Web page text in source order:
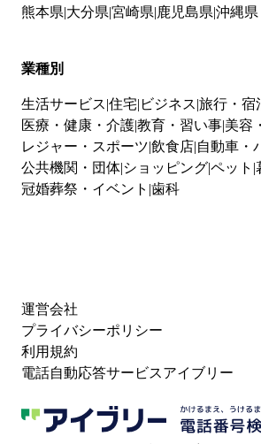
熊本県 大分県 宮崎県 鹿児島県 沖縄県
業種別
生活サービス 住宅 ビジネス 旅行・宿
医療・健康・介護教育・習い事 美容
レジャー・スポーツ 飲食店 自動車・
公共機関・団体 ショッピングペット
冠婚葬祭・イベント 歯科
運営会社
プライバシーポリシー
利用規約
電話自動応答サービスアイブリー